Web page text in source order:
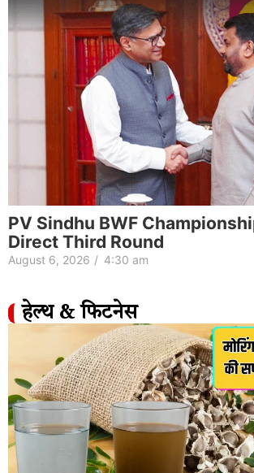
PV Sindhu BWF
Direct Third Round
August 6, 2026 / 4:30 am
हेल्थ & फिटनेस